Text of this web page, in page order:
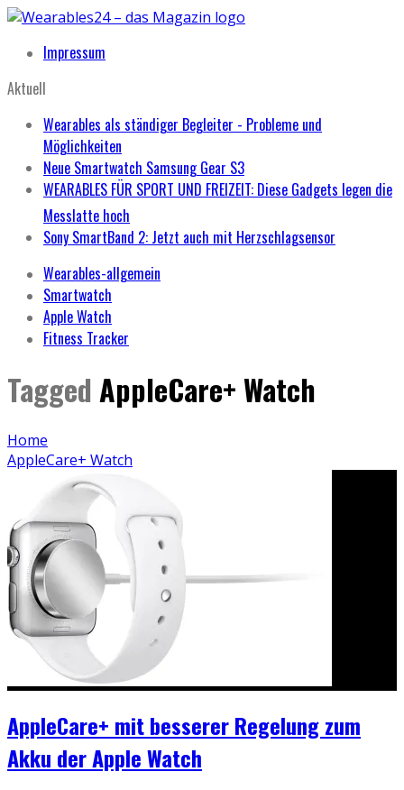
Impressum
Aktuell
Wearables als ständiger Begleiter - Probleme und
Möglichkeiten
Neue Smartwatch Samsung Gear S3
WEARABLES FÜR SPORT UND FREIZEIT: Diese Gadgets legen die
Messlatte hoch
Sony SmartBand 2: Jetzt auch mit Herzschlagsensor
Wearables-allgemein
Smartwatch
Apple Watch
Fitness Tracker
Tagged AppleCare+ Watch
Home
AppleCare+ Watch
AppleCare+ mit besserer Regelung zum
Akku der Apple Watch